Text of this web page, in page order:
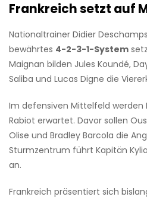
Frankreich setzt auf
Nationaltrainer Didier
bewährtes 4-2-3-1-System
Maignan bilden Jules Koundé,
Saliba und Lucas Digne die
Im defensiven Mittelfeld werden
Rabiot erwartet. Davor sollen
Olise und Bradley Barcola die
Sturmzentrum führt Kapitän
an.
Frankreich präsentiert sich